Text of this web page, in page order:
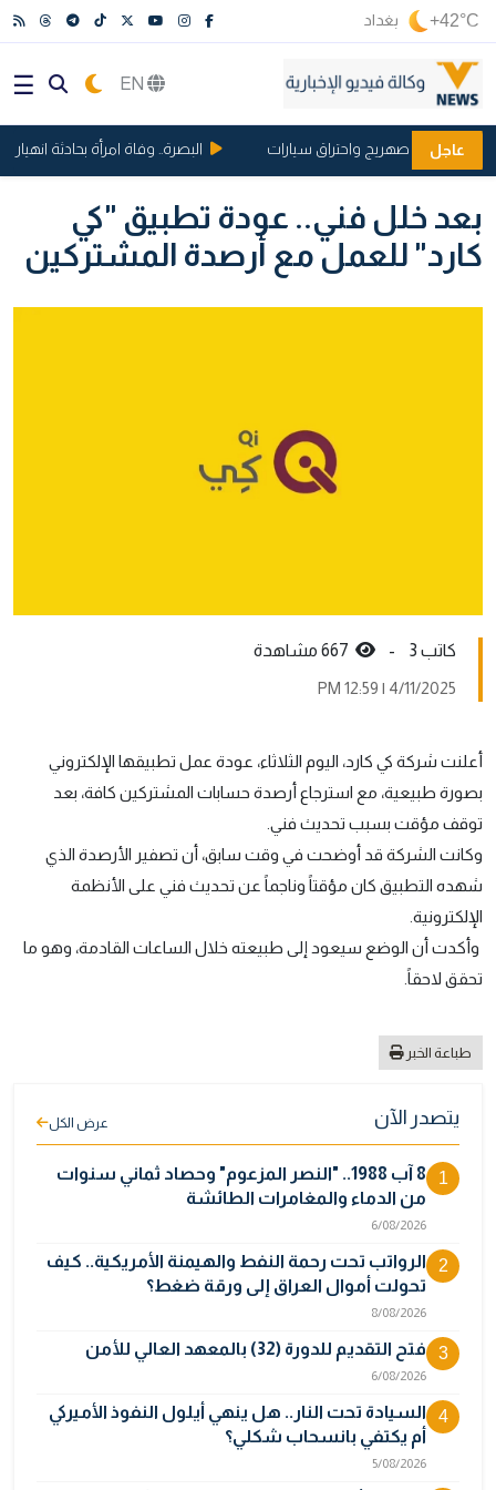
+42°C بغداد
عاجل
انفجار صهريج واحتراق سيارات البصرة.. وفاة امرأة بحادثة انهيار شقة
بعد خلل فني.. عودة تطبيق "كي
كارد" للعمل مع أرصدة المشتركين
كاتب 3 -
4/11/2025 | 12:59 PM
أعلنت شركة كي كارد، اليوم الثلاثاء، عودة عمل تطبيقها الإلكتروني
بصورة طبيعية، مع استرجاع أرصدة حسابات المشتركين كافة، بعد
توقف مؤقت بسبب تحديث فني.
وكانت الشركة قد أوضحت في وقت سابق، أن تصفير الأرصدة الذي
شهده التطبيق كان مؤقتاً وناجماً عن تحديث فني على الأنظمة
الإلكترونية.
وأكدت أن الوضع سيعود إلى طبيعته خلال الساعات القادمة، وهو ما
تحقق لاحقاً.
طباعة الخبر
يتصدر الآن عرض الكل
1
8 آب 1988.. "النصر المزعوم" وحصاد ثماني سنوات
من الدماء والمغامرات الطائشة
6/08/2026
2
الرواتب تحت رحمة النفط والهيمنة الأمريكية.. كيف
تحولت أموال العراق إلى ورقة ضغط؟
8/08/2026
3 فتح التقديم للدورة (32) بالمعهد العالي للأمن
6/08/2026
4
السيادة تحت النار.. هل ينهي أيلول النفوذ الأميركي
أم يكتفي بانسحاب شكلي؟
5/08/2026